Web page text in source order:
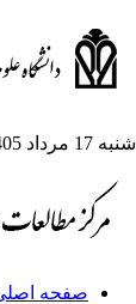
شنبه 17 مرداد 1405
صفحه